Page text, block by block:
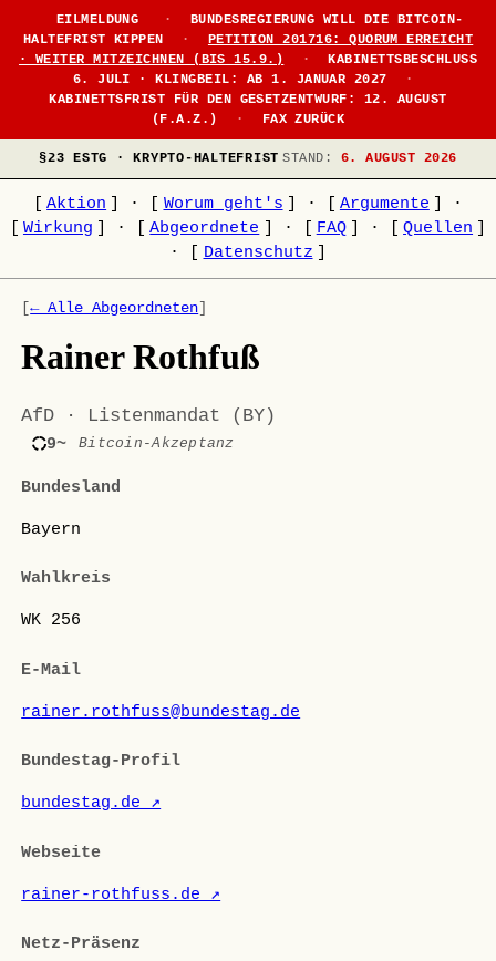
EILMELDUNG ·
BUNDESREGIERUNG WILL DIE BITCOIN-
HALTEFRIST KIPPEN
·
PETITION 201716: QUORUM ERREICHT
· WEITER MITZEICHNEN (BIS 15.9.)
·
KABINETTSBESCHLUSS
6. JULI · KLINGBEIL: AB 1. JANUAR 2027
·
KABINETTSFRIST FÜR DEN GESETZENTWURF: 12. AUGUST
(F.A.Z.)
· FAX ZURÜCK
§23 ESTG · KRYPTO-HALTEFRIST STAND: 6. AUGUST 2026
Aktion · Worum geht's · Argumente
·
Wirkung · Abgeordnete · FAQ · Quellen
·
Datenschutz
[← Alle Abgeordneten]
Rainer Rothfuß
AfD · Listenmandat (BY)
9~ Bitcoin-Akzeptanz
Bundesland
Bayern
Wahlkreis
WK 256
E-Mail
rainer.rothfuss@bundestag.de
Bundestag-Profil
bundestag.de ↗
Webseite
rainer-rothfuss.de ↗
Netz-Präsenz